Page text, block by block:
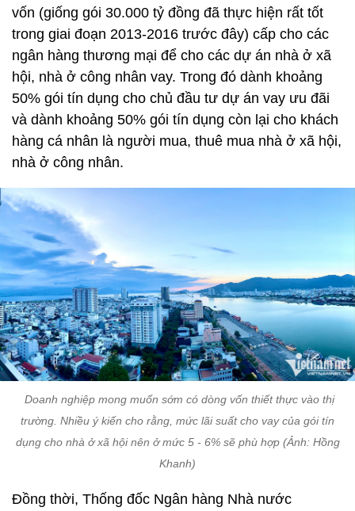
vốn (giống gói 30.000 tỷ đồng đã thực hiện rất tốt
trong giai đoạn 2013-2016 trước đây) cấp cho các
ngân hàng thương mại để cho các dự án nhà ở xã
hội, nhà ở công nhân vay. Trong đó dành khoảng
50% gói tín dụng cho chủ đầu tư dự án vay ưu đãi
và dành khoảng 50% gói tín dụng còn lại cho khách
hàng cá nhân là người mua, thuê mua nhà ở xã hội,
nhà ở công nhân.
Doanh nghiệp mong muốn sớm có dòng vốn thiết thực vào thị
trường. Nhiều ý kiến cho rằng, mức lãi suất cho vay của gói tín
dụng cho nhà ở xã hội nên ở mức 5 - 6% sẽ phù hợp (Ảnh: Hồng
Khanh)
Đồng thời, Thống đốc Ngân hàng Nhà nước